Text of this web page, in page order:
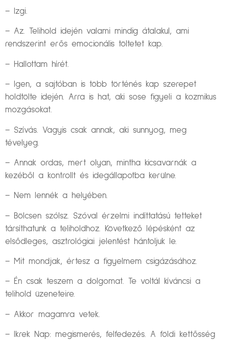
– Izgi.
– Az. Telihold idején valami mindig átalakul, ami
rendszerint erős emocionális töltetet kap.
– Hallottam hírét.
– Igen, a sajtóban is több történés kap szerepet
holdtölte idején. Arra is hat, aki sose figyeli a kozmikus
mozgásokat.
– Szívás. Vagyis csak annak, aki sunnyog, meg
tévelyeg.
– Annak ordas, mert olyan, mintha kicsavarnák a
kezéből a kontrollt és idegállapotba kerülne.
– Nem lennék a helyében.
– Bölcsen szólsz. Szóval érzelmi indíttatású tetteket
társíthatunk a teliholdhoz. Következő lépésként az
elsődleges, asztrológiai jelentést hántoljuk le.
– Mit mondjak, értesz a figyelmem csigázásához.
– Én csak teszem a dolgomat. Te voltál kíváncsi a
telihold üzeneteire.
– Akkor magamra vetek.
– Ikrek Nap: megismerés, felfedezés. A földi kettősség